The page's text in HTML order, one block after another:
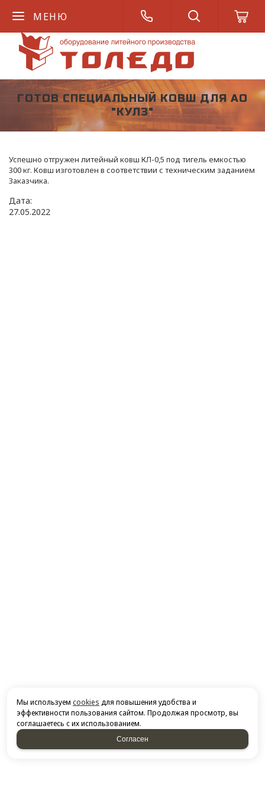
МЕНЮ
ГОТОВ СПЕЦИАЛЬНЫЙ КОВШ ДЛЯ АО
"КУЛЗ"
Успешно отгружен литейный ковш КЛ-0,5 под тигель емкостью
300 кг. Ковш изготовлен в соответствии с техническим заданием
Заказчика.
Дата:
27.05.2022
Мы используем cookies для повышения удобства и
эффективности пользования сайтом. Продолжая просмотр, вы
соглашаетесь с их использованием.
Согласен